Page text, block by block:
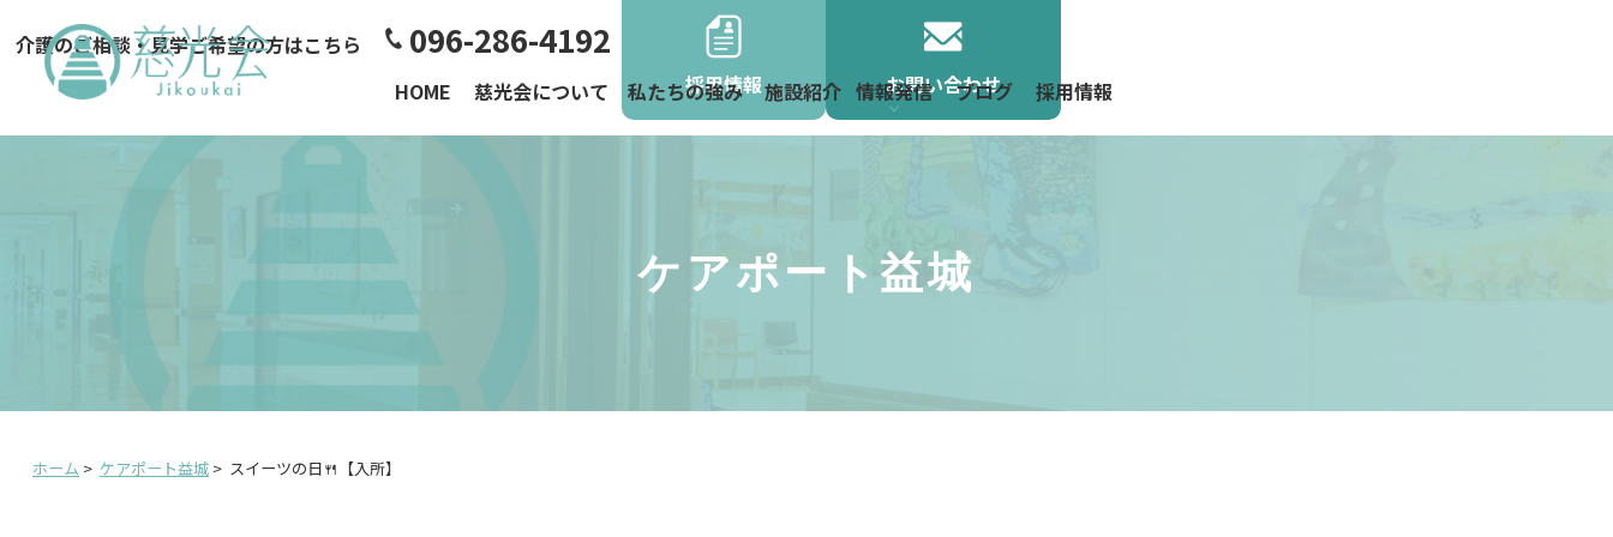
介護のご相談・見学ご希望の方はこちら 096-286-4192
採用情報 お問い合わせ
HOME 慈光会について 私たちの強み 施設紹介 情報発信 ブログ 採用情報
ケアポート益城
ホーム > ケアポート益城> スイーツの日🍴【入所】